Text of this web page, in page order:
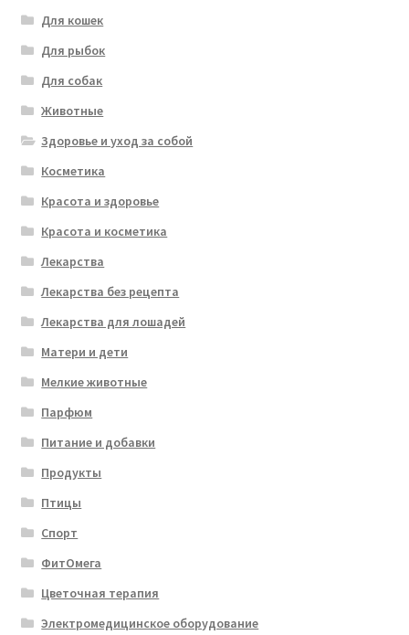
Для кошек
Для рыбок
Для собак
Животные
Здоровье и уход за собой
Косметика
Красота и здоровье
Красота и косметика
Лекарства
Лекарства без рецепта
Лекарства для лошадей
Матери и дети
Мелкие животные
Парфюм
Питание и добавки
Продукты
Птицы
Спорт
ФитОмега
Цветочная терапия
Электромедицинское оборудование